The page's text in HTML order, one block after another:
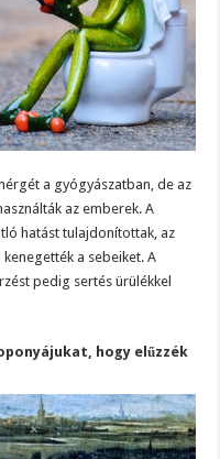
a gyógyászatban, de az
az emberek. A
hatást tulajdonítottak, az
a sebeiket. A
pedig sertés ürülékkel
hogy elűzzék